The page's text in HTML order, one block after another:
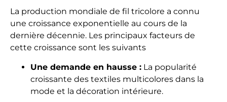
La production mondiale de fil tricolore a connu
une croissance exponentielle au cours de la
dernière décennie. Les principaux facteurs de
cette croissance sont les suivants
Une demande en hausse : La popularité
croissante des textiles multicolores dans la
mode et la décoration intérieure.